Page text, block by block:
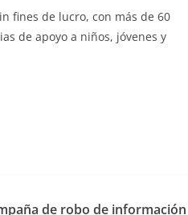
fines de lucro, con más de 60
de apoyo a niños, jóvenes y
de robo de información